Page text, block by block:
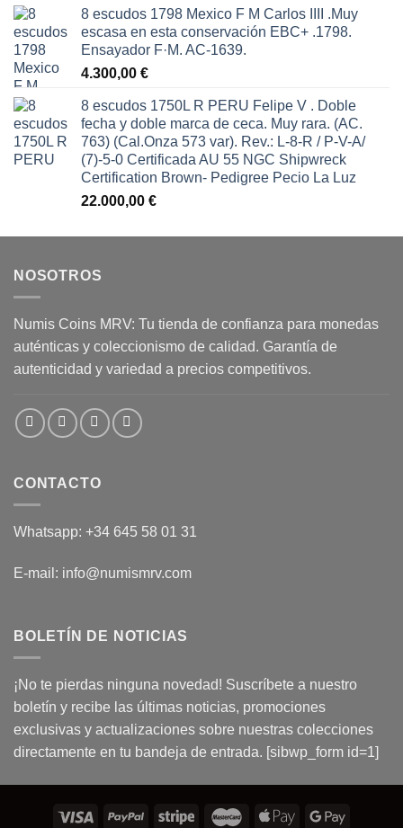
8 escudos 1798 Mexico F M Carlos IIII .Muy
escasa en esta conservación EBC+ .1798.
Ensayador F·M. AC-1639.
4.300,00 €
8 escudos 1750L R PERU Felipe V . Doble
fecha y doble marca de ceca. Muy rara. (AC.
763) (Cal.Onza 573 var). Rev.: L-8-R / P-V-A/
(7)-5-0 Certificada AU 55 NGC Shipwreck
Certification Brown- Pedigree Pecio La Luz
22.000,00 €
NOSOTROS
Numis Coins MRV: Tu tienda de confianza para monedas
auténticas y coleccionismo de calidad. Garantía de
autenticidad y variedad a precios competitivos.
CONTACTO
Whatsapp: +34 645 58 01 31
E-mail: info@numismrv.com
BOLETÍN DE NOTICIAS
¡No te pierdas ninguna novedad! Suscríbete a nuestro
boletín y recibe las últimas noticias, promociones
exclusivas y actualizaciones sobre nuestras colecciones
directamente en tu bandeja de entrada. [sibwp_form id=1]